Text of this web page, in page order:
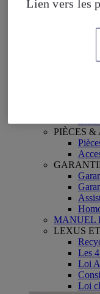
PIÈCES &
MANUEL
LEXUS
Les
Loi
Loi
Lien vers les